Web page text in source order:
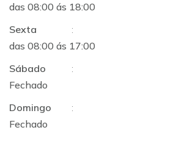
das 08:00 ás 18:00
Sexta
:
das 08:00 ás 17:00
Sábado
:
Fechado
Domingo
:
Fechado